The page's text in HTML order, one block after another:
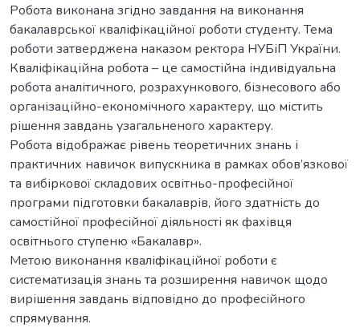
Робота виконана згідно завдання на виконання
бакалаврської кваліфікаційної роботи студенту. Тема
роботи затверджена наказом ректора НУБіП України.
Кваліфікаційна робота – це самостійна індивідуальна
робота аналітичного, розрахункового, бізнесового або
організаційно-економічного характеру, що містить
рішення завдань узагальненого характеру.
Робота відображає рівень теоретичних знань і
практичних навичок випускника в рамках обов’язкової
та вибіркової складових освітньо-професійної
програми підготовки бакалаврів, його здатність до
самостійної професійної діяльності як фахівця
освітнього ступеню «Бакалавр».
Метою виконання кваліфікаційної роботи є
систематизація знань та розширення навичок щодо
вирішення завдань відповідно до професійного
спрямування.